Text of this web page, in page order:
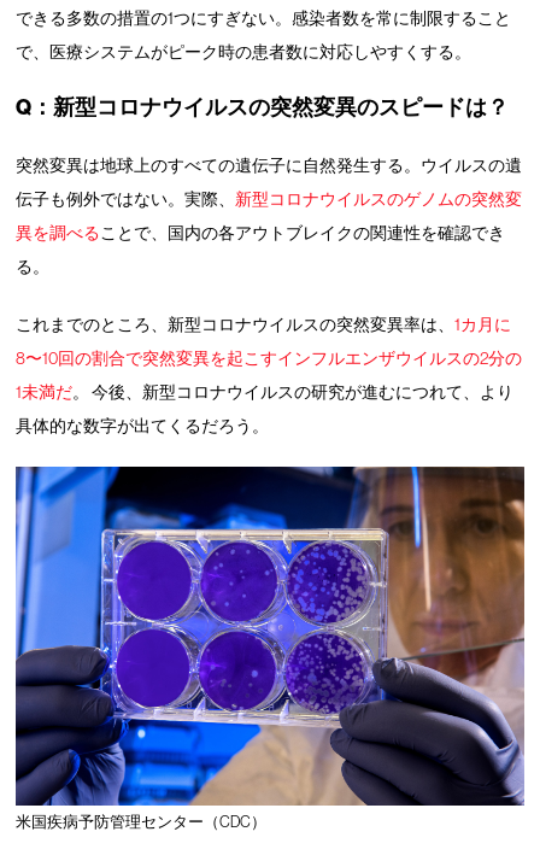
できる多数の措置の1つにすぎない。感染者数を常に制限すること
で、医療システムがピーク時の患者数に対応しやすくする。
Q：新型コロナウイルスの突然変異のスピードは？
突然変異は地球上のすべての遺伝子に自然発生する。ウイルスの遺
伝子も例外ではない。実際、 新型コロナウイルスのゲノムの突然変
異を調べることで、国内の各アウトブレイクの関連性を確認でき
る。
これまでのところ、新型コロナウイルスの突然変異率は、1カ月に
8〜10回の割合で突然変異を起こすインフルエンザウイルスの2分の
1未満だ。 今後、新型コロナウイルスの研究が進むにつれて、より
具体的な数字が出てくるだろう。
米国疾病予防管理センター（CDC）